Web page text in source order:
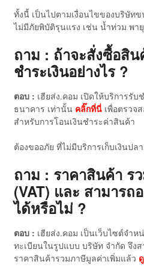
ทั้งนี้ เป็นไปตามเงื่อนไขของบริษัท
ไม่มีภัยพิบัติรุนแรง เช่น น้ำท่วม พา
ถาม : ถ้าจะสั่งซื้อสิน
ชำระเงินอย่างไร ?
ตอบ : เฮียส่ง.คอม เปิดให้บริการรับ
ธนาคาร เท่านั้น คลิ๊กที่นี่เพื่อตรวจ
สำหรับการโอนเงินชำระค่าสินค้า
ต้องขออภัย ที่ไม่มีบริการเก็บเงินปล
ถาม : ราคาสินค้า ร
(VAT) และ สามารถ
ได้หรือไม่ ?
ตอบ : เฮียส่ง.คอม เป็นเว็บไซต์จำ
ทะเบียนในรูปแบบ บริษัท จำกัด จึง
ราคาสินค้ารวมภาษีมูลค่าเพิ่มแล้ว ดู